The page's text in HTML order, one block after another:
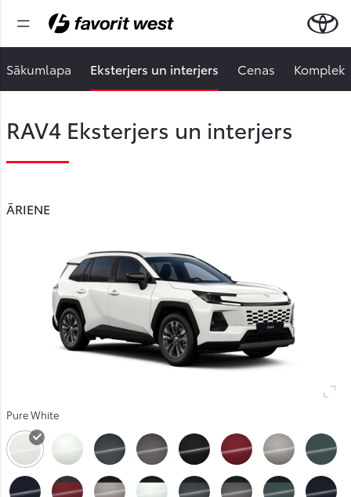
Sākumlapa Eksterjers un interjers Cenas
RAV4 Eksterjers un interjers
ĀRIENE
Pure White